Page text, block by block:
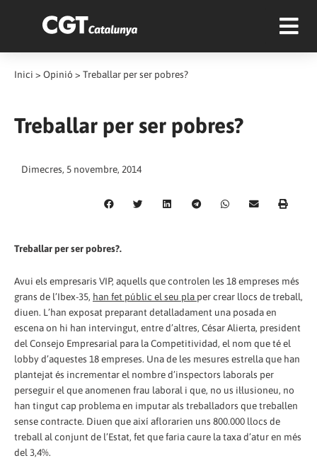
Inici > Opinió > Treballar per ser pobres?
Treballar per ser pobres?
Dimecres, 5 novembre, 2014
Treballar per ser pobres?.
Avui els empresaris VIP, aquells que controlen les 18 empreses més
grans de l’Ibex-35, han fet públic el seu pla per crear llocs de treball,
diuen. L’han exposat preparant detalladament una posada en
escena on hi han intervingut, entre d’altres, César Alierta, president
del Consejo Empresarial para la Competitividad, el nom que té el
lobby d’aquestes 18 empreses. Una de les mesures estrella que han
plantejat és incrementar el nombre d’inspectors laborals per
perseguir el que anomenen frau laboral i que, no us il·lusioneu, no
han tingut cap problema en imputar als treballadors que treballen
sense contracte. Diuen que així aflorarien uns 800.000 llocs de
treball al conjunt de l’Estat, fet que faria caure la taxa d’atur en més
del 3,4%.